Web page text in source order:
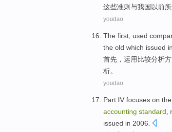
这些准则与我国以前所
youdao
The first used
the old which issued
首先 ， 运用 比较分析
析。
youdao
Part IV focuses on the
accounting standard
issued in 2006.